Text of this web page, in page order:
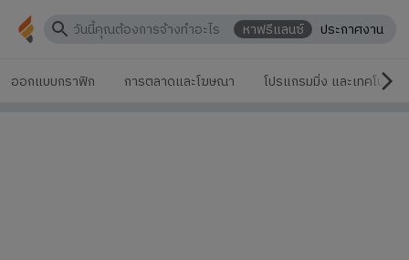
หาฟรีแลนซ์ ประกาศงาน
ออกแบบกราฟิก การตลาดและโฆษณา โปรแกรมมิ่ง และเทคโนโลยี